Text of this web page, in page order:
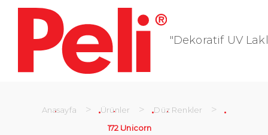
"Dekoratif UV
Anasayfa > Ürünler > Düz Renkler >
172 Unicorn